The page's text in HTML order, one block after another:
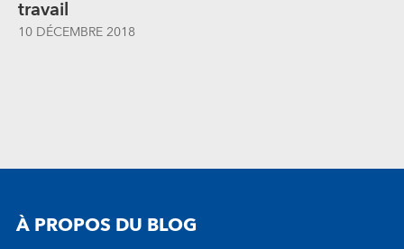
travail
10 DÉCEMBRE 2018
À PROPOS DU BLOG